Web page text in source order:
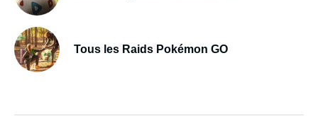
Tous les Raids Pokémon GO